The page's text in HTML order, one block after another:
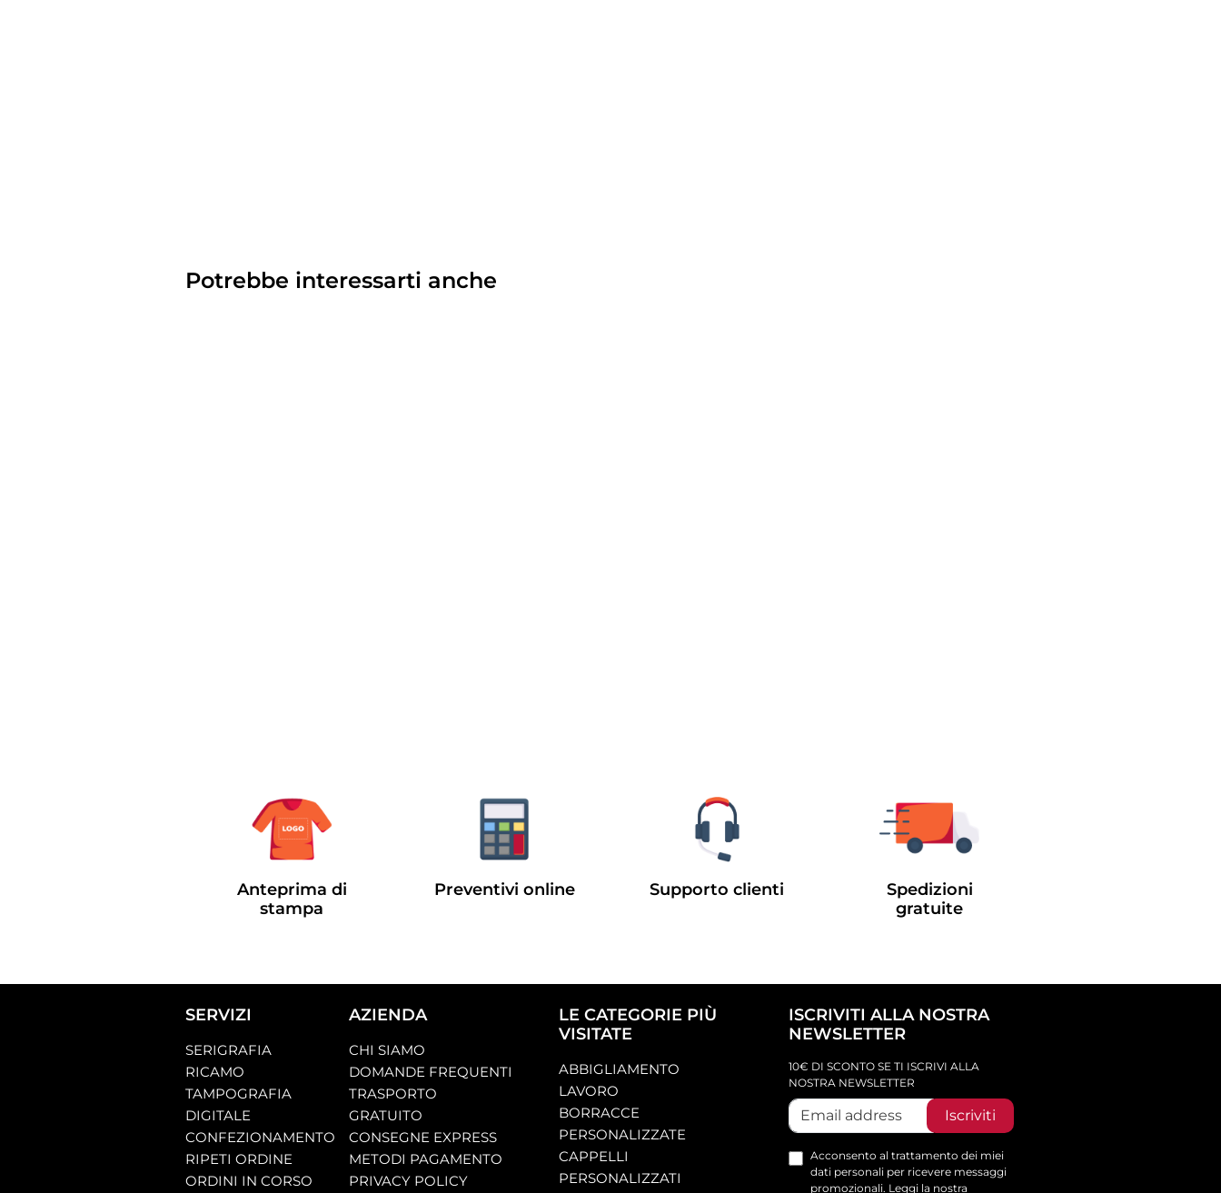
Potrebbe interessarti anche
Anteprima di
stampa
Preventivi online Supporto clienti
Spedizioni
gratuite
SERVIZI
SERIGRAFIA
RICAMO
TAMPOGRAFIA
DIGITALE
CONFEZIONAMENTO
RIPETI ORDINE
ORDINI IN CORSO
AZIENDA
CHI SIAMO
DOMANDE FREQUENTI
TRASPORTO
GRATUITO
CONSEGNE EXPRESS
METODI PAGAMENTO
PRIVACY POLICY
LE CATEGORIE PIÙ
VISITATE
ABBIGLIAMENTO
LAVORO
BORRACCE
PERSONALIZZATE
CAPPELLI
PERSONALIZZATI
ISCRIVITI ALLA NOSTRA
NEWSLETTER
10€ DI SCONTO SE TI ISCRIVI ALLA
NOSTRA NEWSLETTER
Iscriviti
Acconsento al trattamento dei miei
dati personali per ricevere messaggi
promozionali. Leggi la nostra